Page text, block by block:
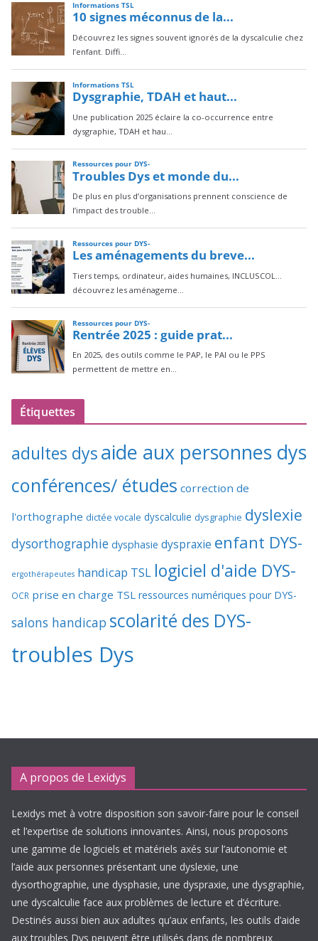
Étiquettes
adultes dysaide aux personnes dys
conférences/ études correction de
l'orthographe dictée vocale dyscalculie dysgraphie dyslexie
dysorthographie dysphasie dyspraxie enfant DYS-
ergothérapeutes handicap TSL logiciel d'aide DYS-
OCR prise en charge TSL ressources numériques pour DYS-
salons handicap scolarité des DYS-
troubles Dys
A propos de Lexidys
Lexidys met à votre disposition son savoir-faire pour le conseil
et l’expertise de solutions innovantes. Ainsi, nous proposons
une gamme de logiciels et matériels axés sur l’autonomie et
l’aide aux personnes présentant une dyslexie, une
dysorthographie, une dysphasie, une dyspraxie, une dysgraphie,
une dyscalculie face aux problèmes de lecture et d’écriture.
Destinés aussi bien aux adultes qu’aux enfants, les outils d’aide
aux troubles Dys peuvent être utilisés dans de nombreux